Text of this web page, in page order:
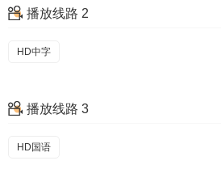
播放线路 2
HD中字
播放线路 3
HD国语